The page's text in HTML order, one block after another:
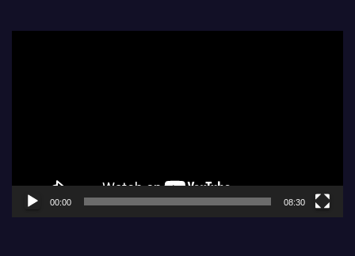
00:00 08:30